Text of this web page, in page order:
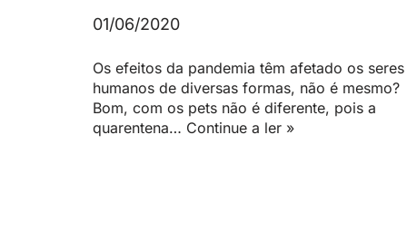
01/06/2020
Os efeitos da pandemia têm afetado os seres
humanos de diversas formas, não é mesmo?
Bom, com os pets não é diferente, pois a
quarentena… Continue a ler »